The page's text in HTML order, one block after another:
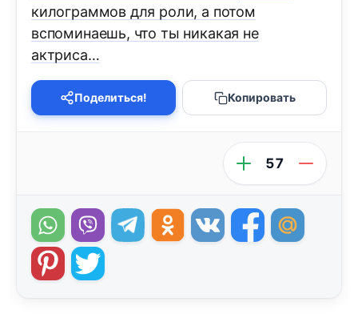
килограммов для роли, а потом
вспоминаешь, что ты никакая не
актриса…
Поделиться! Копировать
57